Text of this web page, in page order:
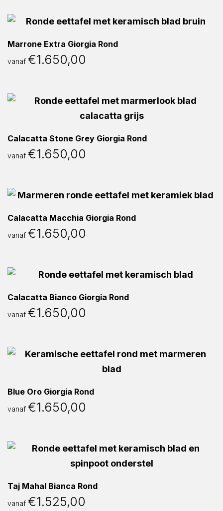
Marrone Extra Giorgia Rond
vanaf €1.650,00
Calacatta Stone Grey Giorgia Rond
vanaf €1.650,00
Calacatta Macchia Giorgia Rond
vanaf €1.650,00
Calacatta Bianco Giorgia Rond
vanaf €1.650,00
Blue Oro Giorgia Rond
vanaf €1.650,00
Taj Mahal Bianca Rond
vanaf €1.525,00